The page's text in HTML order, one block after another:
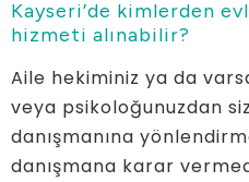
Kayseri’de kimlerden
hizmeti alınabilir?
Aile hekiminiz ya da
veya psikoloğunuzdan
danışmanına
danışmana karar